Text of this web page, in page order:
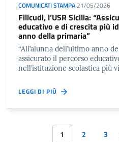
COMUNICATI STAMPA 21/05/2026
Filicudi, l’USR Sicilia:
educativo e di crescita più
anno della primaria”
“All’alunna dell’ultimo anno
assicurato il percorso
nell’istituzione scolastica più
LEGGI DI PIÙ
1 2 3